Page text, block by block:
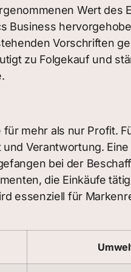
Wert des
Business
Vorschriften
zu Folgekauf und
mehr als nur Profit.
Verantwortung.
bei der
die Einkäufe
essenziell für